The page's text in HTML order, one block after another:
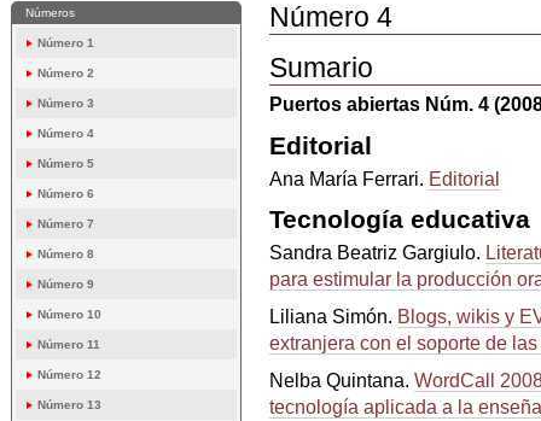
Números
Número 1
Número 2
Número 3
Número 4
Número 5
Número 6
Número 7
Número 8
Número 9
Número 10
Número 11
Número 12
Número 13
Número 4
Sumario
Puertos abiertas Núm. 4
Editorial
Ana María Ferrari. Editorial
Tecnología educativa
Sandra Beatriz Gargiulo.
para estimular la producción
Liliana Simón. Blogs, wikis y
extranjera con el soporte de
Nelba Quintana.WordCall
tecnología aplicada a la